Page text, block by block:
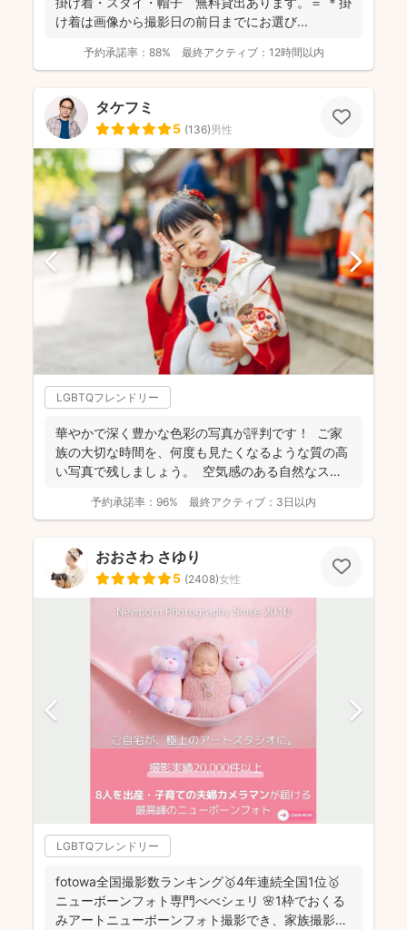
け着は画像から撮影日の前日までにお選び...
予約承諾率： 88% 最終アクティブ： 12時間以内
タケフミ
5 (136)男性
LGBTQフレンドリー
華やかで深く豊かな色彩の写真が評判です！ ご家
族の大切な時間を、何度も見たくなるような質の高
い写真で残しましょう。 空気感のある自然なスナ
予約承諾率： 96% 最終アクティブ： 3日以内
おおさわ さゆり
5 (2408)女性
LGBTQフレンドリー
fotowa全国撮影数ランキング🥇4年連続全国1位🥇
ニューボーンフォト専門べべシェリ 🌸1枠でおくる
みアートニューボーンフォト撮影でき、家族撮影お